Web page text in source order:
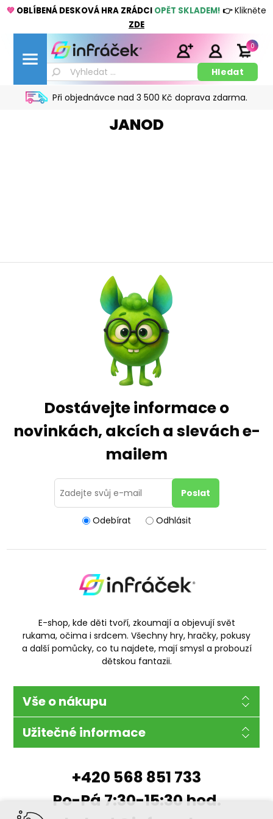
💚 OBLÍBENÁ DESKOVÁ HRA ZRÁDCI OPĚT SKLADEM! 👉Klikněte
ZDE
Při objednávce nad 3 500 Kč doprava zdarma.
0
JANOD
Dostávejte informace o
novinkách, akcích a slevách e-
mailem
Odebírat Odhlásit
E-shop, kde děti tvoří, zkoumají a objevují svět
rukama, očima i srdcem. Všechny hry, hračky, pokusy
a další pomůcky, co tu najdete, mají smysl a probouzí
dětskou fantazii.
Vše o nákupu
Užitečné informace
+420 568 851 733
Po-Pá 7:30-15:30 hod.